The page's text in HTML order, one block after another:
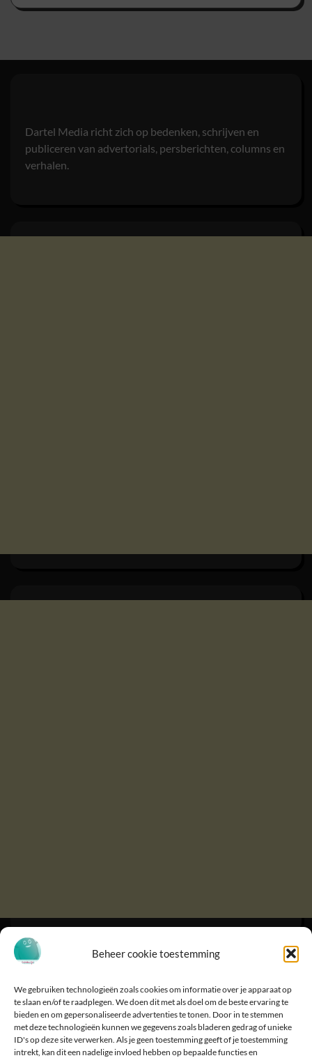
Beheer cookie toestemming
We gebruiken technologieën zoals cookies om informatie over je apparaat op
te slaan en/of te raadplegen. We doen dit met als doel om de beste ervaring te
bieden en om gepersonaliseerde advertenties te tonen. Door in te stemmen
met deze technologieën kunnen we gegevens zoals bladeren gedrag of unieke
ID's op deze site verwerken. Als je geen toestemming geeft of je toestemming
intrekt, kan dit een nadelige invloed hebben op bepaalde functies en
Dartel Media richt zich op bedenken, schrijven en
publiceren van advertorials, persberichten, columns en
verhalen.